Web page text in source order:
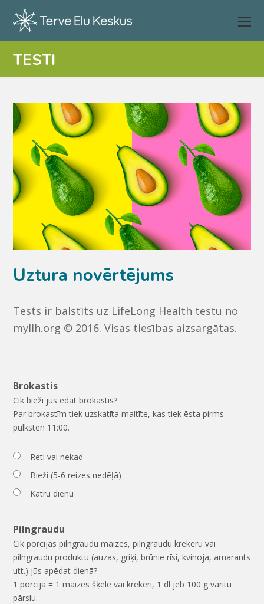
TESTI
Uztura novērtējums
Tests ir balstīts uz LifeLong Health testu no
myllh.org © 2016. Visas tiesības aizsargātas.
Brokastis
Cik bieži jūs ēdat brokastis?
Par brokastīm tiek uzskatīta maltīte, kas tiek ēsta pirms
pulksten 11:00.
Reti vai nekad
Bieži (5-6 reizes nedēļā)
Katru dienu
Pilngraudu
Cik porcijas pilngraudu maizes, pilngraudu krekeru vai
pilngraudu produktu (auzas, griķi, brūnie rīsi, kvinoja, amarants
utt.) jūs apēdat dienā?
1 porcija = 1 maizes šķēle vai krekeri, 1 dl jeb 100 g vārītu
pārslu.